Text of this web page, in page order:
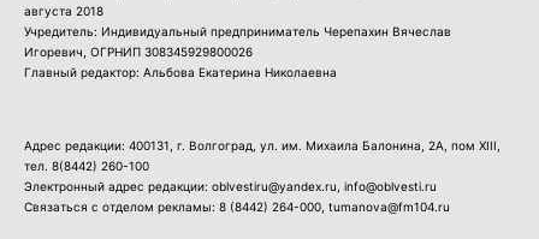
августа 2018
Учредитель: Индивидуальный предприниматель Черепахин Вячеслав
Игоревич, ОГРНИП 308345929800026
Главный редактор: Альбова Екатерина Николаевна
Адрес редакции: 400131, г. Волгоград, ул. им. Михаила Балонина, 2А, пом XIII,
тел. 8(8442) 260-100
Электронный адрес редакции: oblvestiru@yandex.ru, info@oblvesti.ru
Связаться с отделом рекламы: 8 (8442) 264-000 , tumanova@fm104.ru